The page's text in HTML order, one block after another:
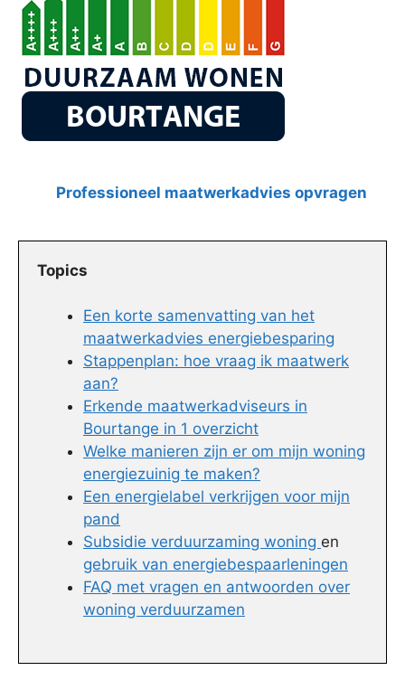
Professioneel maatwerkadvies opvragen
Topics
Een korte samenvatting van het
maatwerkadvies energiebesparing
Stappenplan: hoe vraag ik maatwerk
aan?
Erkende maatwerkadviseurs in
Bourtange in 1 overzicht
Welke manieren zijn er om mijn woning
energiezuinig te maken?
Een energielabel verkrijgen voor mijn
pand
Subsidie verduurzaming woning en
gebruik van energiebespaarleningen
FAQ met vragen en antwoorden over
woning verduurzamen